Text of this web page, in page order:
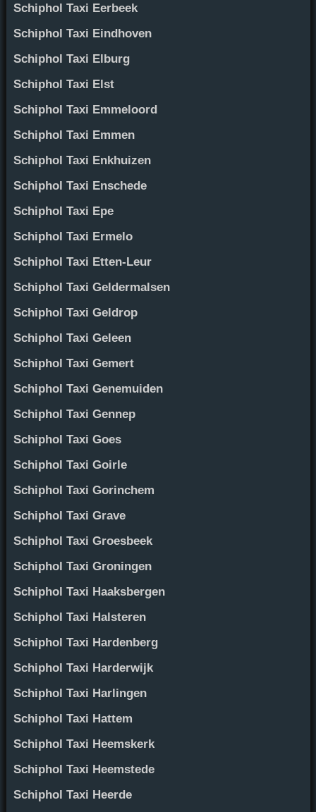
Schiphol Taxi Eerbeek
Schiphol Taxi Eindhoven
Schiphol Taxi Elburg
Schiphol Taxi Elst
Schiphol Taxi Emmeloord
Schiphol Taxi Emmen
Schiphol Taxi Enkhuizen
Schiphol Taxi Enschede
Schiphol Taxi Epe
Schiphol Taxi Ermelo
Schiphol Taxi Etten-Leur
Schiphol Taxi Geldermalsen
Schiphol Taxi Geldrop
Schiphol Taxi Geleen
Schiphol Taxi Gemert
Schiphol Taxi Genemuiden
Schiphol Taxi Gennep
Schiphol Taxi Goes
Schiphol Taxi Goirle
Schiphol Taxi Gorinchem
Schiphol Taxi Grave
Schiphol Taxi Groesbeek
Schiphol Taxi Groningen
Schiphol Taxi Haaksbergen
Schiphol Taxi Halsteren
Schiphol Taxi Hardenberg
Schiphol Taxi Harderwijk
Schiphol Taxi Harlingen
Schiphol Taxi Hattem
Schiphol Taxi Heemskerk
Schiphol Taxi Heemstede
Schiphol Taxi Heerde